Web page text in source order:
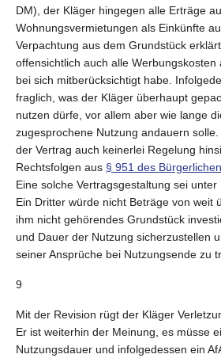
DM), der Kläger hingegen alle Erträge
Wohnungsvermietungen als Einkünfte
Verpachtung aus dem Grundstück
offensichtlich auch alle
bei sich mitberücksichtigt habe.
fraglich, was der Kläger überhaupt
nutzen dürfe, vor allem aber wie lange
zugesprochene Nutzung andauern
der Vertrag auch keinerlei Regelung
Rechtsfolgen aus § 951 des
Eine solche Vertragsgestaltung sei
Ein Dritter würde nicht Beträge von weit
ihm nicht gehörendes Grundstück
und Dauer der Nutzung sicherzustellen
seiner Ansprüche bei Nutzungsende zu
9
Mit der Revision rügt der Kläger
Er ist weiterhin der Meinung, es müsse
Nutzungsdauer und infolgedessen ein